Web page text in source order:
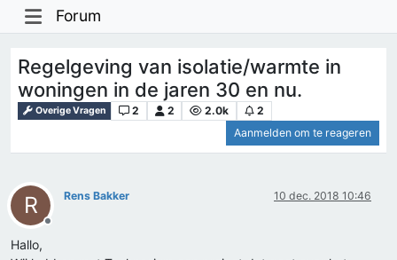
Forum
Regelgeving van isolatie/warmte in
woningen in de jaren 30 en nu.
Overige Vragen 2 2 2.0k
2
Aanmelden om te reageren
R
Offline
Rens Bakker 10 dec. 2018 10:46
Hallo,